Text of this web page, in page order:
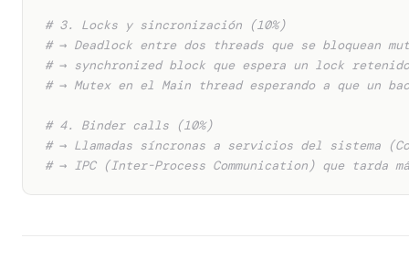
# 3. Locks y sincronización (10%)
# → Deadlock entre dos threads que se bloquean
# → synchronized block que espera un lock
# → Mutex en el Main thread esperando a que un
# 4. Binder calls (10%)
# → Llamadas síncronas a servicios del sistema
# → IPC (Inter-Process Communication) que tarda